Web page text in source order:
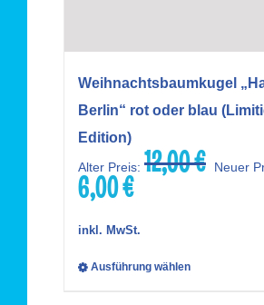
Weihnachtsbaumkugel
Berlin“ rot oder blau
Edition)
Alter Preis: 12,00€ Neuer
6,00€Aktueller
ist:
inkl. MwSt.
Ausführung wählen